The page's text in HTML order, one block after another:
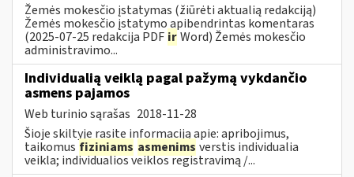
Žemės mokesčio įstatymas (žiūrėti aktualią redakciją)
Žemės mokesčio įstatymo apibendrintas komentaras
(2025-07-25 redakcija PDF irWord) Žemės mokesčio
administravimo...
Individualią veiklą pagal pažymą vykdančio
asmens pajamos
Web turinio sąrašas 2018-11-28
Šioje skiltyje rasite informaciją apie: apribojimus,
taikomus fiziniams asmenims verstis individualia
veikla; individualios veiklos registravimą /...